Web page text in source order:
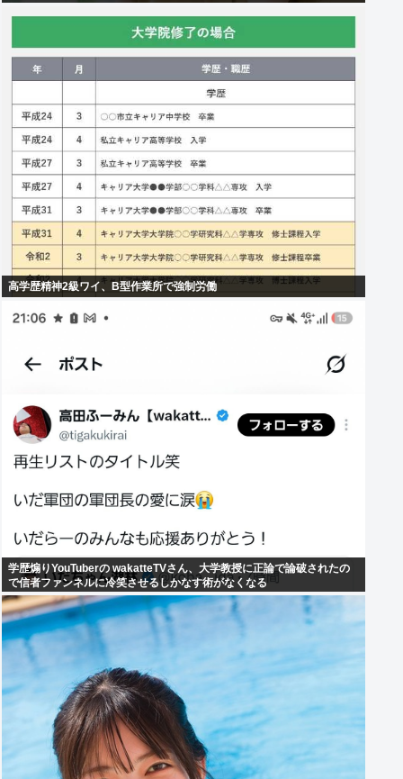
高学歴精神2級ワイ、B型作業所で強制労働
学歴煽りYouTuberの wakatteTVさん、大学教授に正論で論破されたの
で信者ファンネルに冷笑させるしかなす術がなくなる